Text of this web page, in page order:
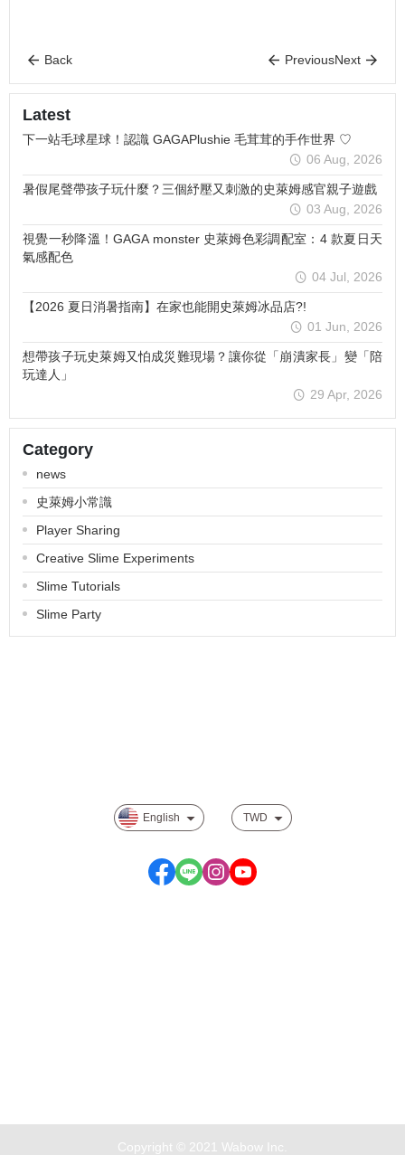
Back PreviousNext
Latest
下一站毛球星球！認識 GAGAPlushie 毛茸茸的手作世界 ♡
06 Aug, 2026
暑假尾聲帶孩子玩什麼？三個紓壓又刺激的史萊姆感官親子遊戲
03 Aug, 2026
視覺一秒降溫！GAGA monster 史萊姆色彩調配室：4 款夏日天
氣感配色
04 Jul, 2026
【2026 夏日消暑指南】在家也能開史萊姆冰品店?!
01 Jun, 2026
想帶孩子玩史萊姆又怕成災難現場？讓你從「崩潰家長」變「陪
玩達人」
29 Apr, 2026
Category
news
史萊姆小常識
Player Sharing
Creative Slime Experiments
Slime Tutorials
Slime Party
English TWD
Copyright © 2021 Wabow Inc.